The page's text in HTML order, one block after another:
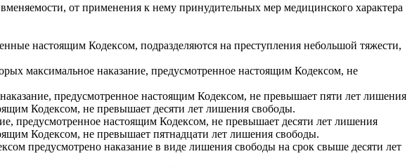
от применения к нему принудительных мер медицинского характера
настоящим Кодексом, подразделяются на преступления небольшой тяжести,
максимальное наказание, предусмотренное настоящим Кодексом, не
предусмотренное настоящим Кодексом, не превышает пяти лет лишения
Кодексом, не превышает десяти лет лишения свободы.
предусмотренное настоящим Кодексом, не превышает десяти лет лишения
Кодексом, не превышает пятнадцати лет лишения свободы.
предусмотрено наказание в виде лишения свободы на срок свыше десяти лет